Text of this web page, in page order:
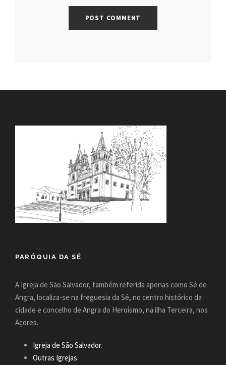
PARÓQUIA DA SÉ
A Igreja de São Salvador, também referida apenas como Sé de
Angra, localiza-se na freguesia da Sé, no centro histórico da
cidade e concelho de Angra do Heroísmo, na ilha Terceira, nos
Açores.
Igreja de São Salvador.
Outras Igrejas.